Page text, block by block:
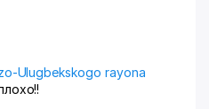
Ulugbekskogo rayona